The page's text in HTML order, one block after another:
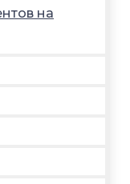
на